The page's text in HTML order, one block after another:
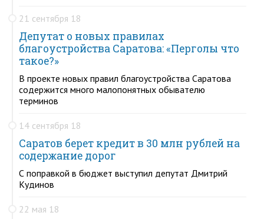
21 сентября 18
Депутат о новых правилах
благоустройства Саратова: «Перголы что
такое?»
В проекте новых правил благоустройства Саратова
содержится много малопонятных обывателю
терминов
14 сентября 18
Саратов берет кредит в 30 млн рублей на
содержание дорог
С поправкой в бюджет выступил депутат Дмитрий
Кудинов
22 мая 18